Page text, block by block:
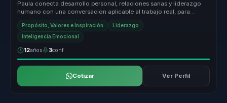
Paula conecta desarrollo personal, relaciones sanas y liderazgo
humano con una conversacion aplicable al trabajo real, para
equipos que n...
Propósito, Valores e Inspiración Liderazgo
Inteligencia Emocional
12años 3conf.
Cotizar Ver Perfil